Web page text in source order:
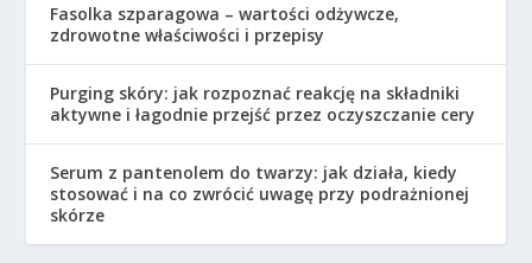
Fasolka szparagowa – wartości odżywcze,
zdrowotne właściwości i przepisy
Purging skóry: jak rozpoznać reakcję na składniki
aktywne i łagodnie przejść przez oczyszczanie cery
Serum z pantenolem do twarzy: jak działa, kiedy
stosować i na co zwrócić uwagę przy podrażnionej
skórze